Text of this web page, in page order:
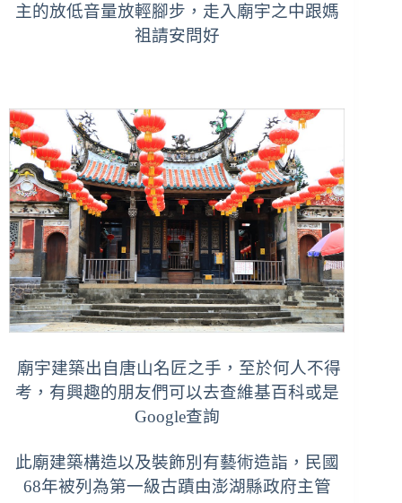
主的放低音量放輕腳步，走入廟宇之中跟媽
祖請安問好
廟宇建築出自唐山名匠之手，至於何人不得
考，有興趣的朋友們可以去查維基百科或是
Google查詢
此廟建築構造以及裝飾別有藝術造詣，民國
68年被列為第一級古蹟由澎湖縣政府主管